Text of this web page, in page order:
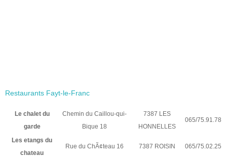
Restaurants Fayt-le-Franc
Le chalet du
garde
Chemin du Caillou-qui-
Bique 18
7387 LES
HONNELLES
065/75.91.78
Les etangs du
chateau
Rue du ChÃ¢teau 16 7387 ROISIN 065/75.02.25